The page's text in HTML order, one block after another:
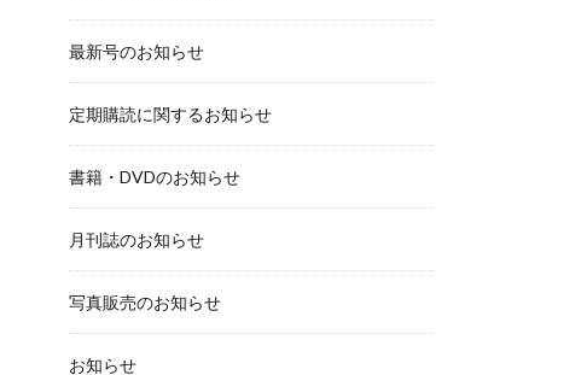
最新号のお知らせ
定期購読に関するお知らせ
書籍・DVDのお知らせ
月刊誌のお知らせ
写真販売のお知らせ
お知らせ